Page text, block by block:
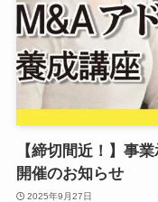
【締切間近！】事
開催のお知らせ
2025年9月27日